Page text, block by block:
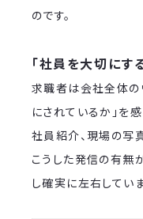
のです。
「社員を大切にす
求職者は会社全体の
にされているか」を感
社員紹介、現場の写
こうした発信の有無
し確実に左右していま